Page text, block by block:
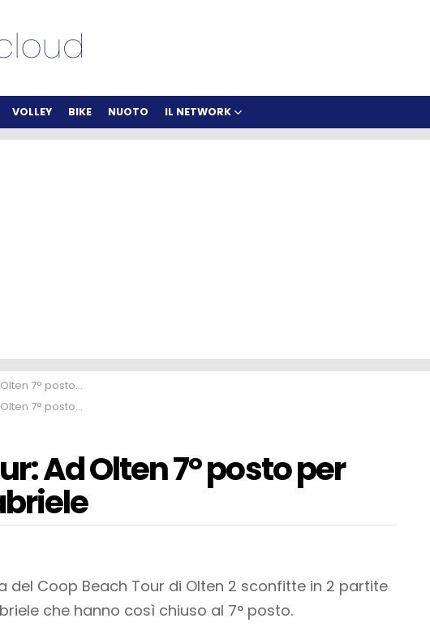
VOLLEY BIKE NUOTO IL NETWORK
Carambula/Gabriele
Carambula/Gabriele
Ad Olten 7° posto per
del Coop Beach Tour di Olten 2 sconfitte in 2 partite
che hanno così chiuso al 7° posto.